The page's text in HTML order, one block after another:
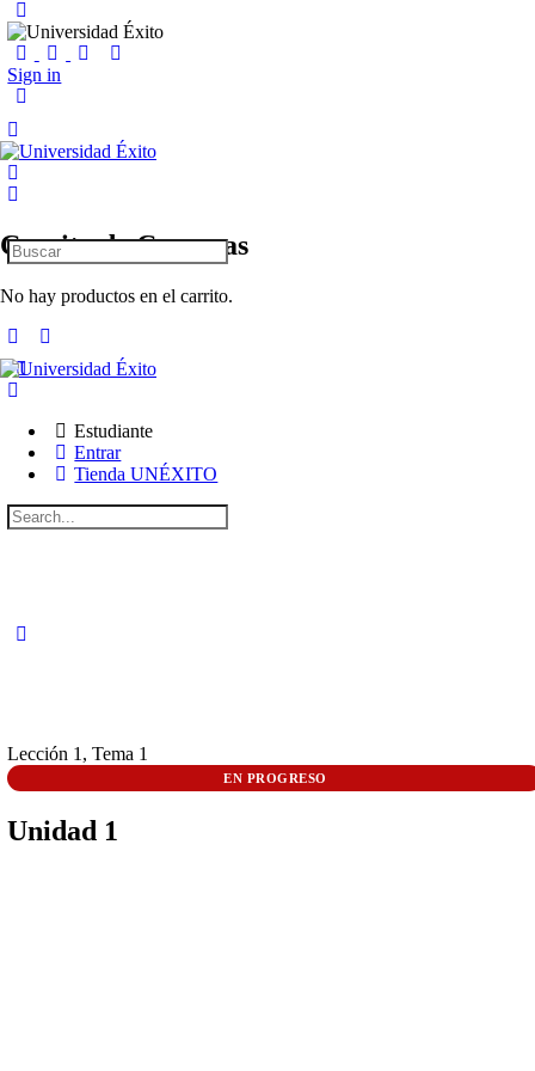
Sign in
Carrito de Compras
No hay productos en el carrito.
Search
for:
Estudiante
Entrar
Tienda UNÉXITO
Search
for:
Lección 1, Tema 1
EN PROGRESO
Unidad 1